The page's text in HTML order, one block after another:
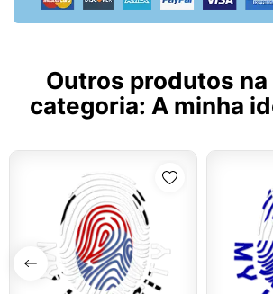
Outros produtos na
categoria: A minha